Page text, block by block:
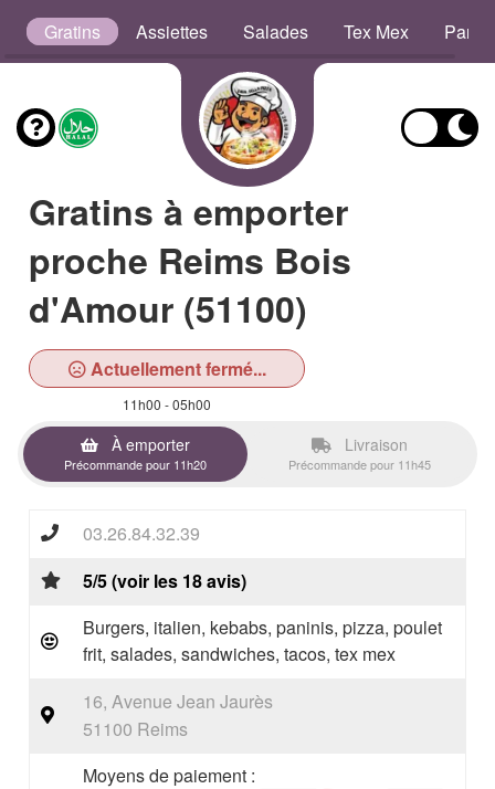
Gratins Assiettes Salades Tex Mex
Gratins à emporter
proche Reims Bois
d'Amour (51100)
Actuellement fermé...
11h00 - 05h00
À emporter
Précommande pour 11h20
Livraison
Précommande pour 11h45
03.26.84.32.39
5/5 (voir les 18 avis)
Burgers, italien, kebabs, paninis, pizza, poulet
frit, salades, sandwiches, tacos, tex mex
16, Avenue Jean Jaurès
51100 Reims
Moyens de paiement :